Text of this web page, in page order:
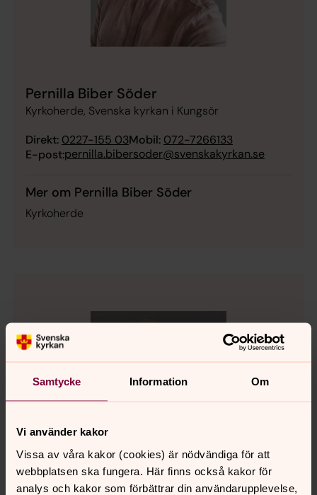
Samtycke Information Om
Vi använder kakor
Vissa av våra kakor (cookies) är nödvändiga för att
webbplatsen ska fungera. Här finns också kakor för
analys och kakor som förbättrar din användarupplevelse,
Pernilla Biber Söder
Kyrkoherde, Svenska kyrkan i Kungsör
Direkt: 0227-155 03Mobil: 072-7266133
E-post:pernilla.bibersoder@svenskakyrkan.se
Mer om Pernilla Biber Söder
Kyrkoherde